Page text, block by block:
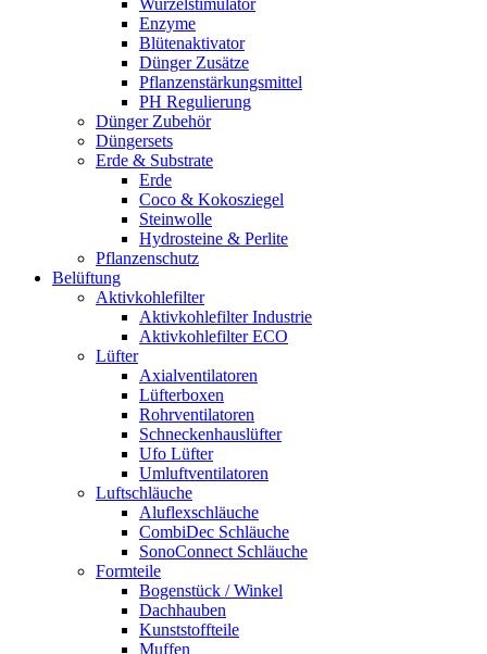
Wurzelstimulator
Enzyme
Blütenaktivator
Dünger Zusätze
Pflanzenstärkungsmittel
PH Regulierung
Dünger Zubehör
Düngersets
Erde & Substrate
Erde
Coco & Kokosziegel
Steinwolle
Hydrosteine & Perlite
Pflanzenschutz
Belüftung
Aktivkohlefilter
Aktivkohlefilter Industrie
Aktivkohlefilter ECO
Lüfter
Axialventilatoren
Lüfterboxen
Rohrventilatoren
Schneckenhauslüfter
Ufo Lüfter
Umluftventilatoren
Luftschläuche
Aluflexschläuche
CombiDec Schläuche
SonoConnect Schläuche
Formteile
Bogenstück / Winkel
Dachhauben
Kunststoffteile
Muffen